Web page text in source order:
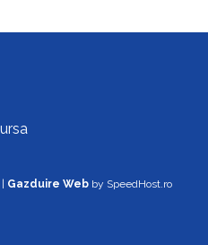
Gazduire Web by SpeedHost.ro